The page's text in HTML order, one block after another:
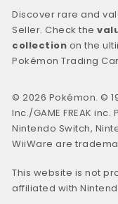
Discover rare and
Seller. Check the
collection on the
Pokémon Trading
© 2026 Pokémon. ©
Inc./GAME FREAK
Nintendo Switch,
WiiWare are
This website is not
affiliated with